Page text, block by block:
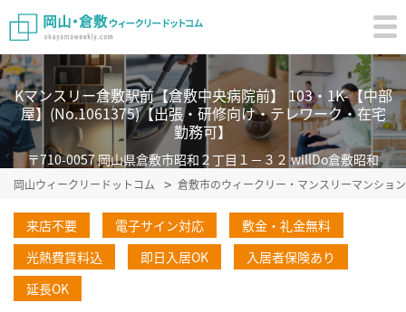
Kマンスリー倉敷駅前【倉敷中央病院前】 103・1K-【中部
屋】(No.1061375)【出張・研修向け・テレワーク・在宅
勤務可】
〒710-0057 岡山県倉敷市昭和２丁目１－３２ willDo倉敷昭和
岡山ウィークリードットコム 倉敷市のウィークリー・マンスリーマンショ
来店不要 電子サイン対応
敷金・礼金無料
光熱費賃料込
即日入居OK
入居者保険あり
延長OK